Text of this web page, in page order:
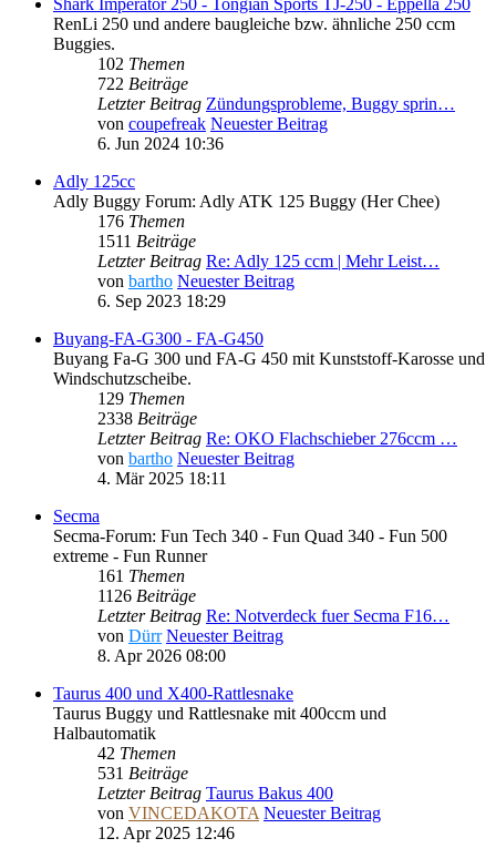
RenLi 250 und andere baugleiche bzw. ähnliche 250 ccm
Buggies.
102 Themen
722 Beiträge
Letzter Beitrag Zündungsprobleme, Buggy sprin…
von coupefreak Neuester Beitrag
6. Jun 2024 10:36
Adly 125cc
Adly Buggy Forum: Adly ATK 125 Buggy (Her Chee)
176 Themen
1511 Beiträge
Letzter Beitrag Re: Adly 125 ccm | Mehr Leist…
von bartho Neuester Beitrag
6. Sep 2023 18:29
Buyang-FA-G300 - FA-G450
Buyang Fa-G 300 und FA-G 450 mit Kunststoff-Karosse und
Windschutzscheibe.
129 Themen
2338 Beiträge
Letzter Beitrag Re: OKO Flachschieber 276ccm …
von bartho Neuester Beitrag
4. Mär 2025 18:11
Secma
Secma-Forum: Fun Tech 340 - Fun Quad 340 - Fun 500
extreme - Fun Runner
161 Themen
1126 Beiträge
Letzter Beitrag Re: Notverdeck fuer Secma F16…
von Dürr Neuester Beitrag
8. Apr 2026 08:00
Taurus 400 und X400-Rattlesnake
Taurus Buggy und Rattlesnake mit 400ccm und
Halbautomatik
42 Themen
531 Beiträge
Letzter Beitrag Taurus Bakus 400
von VINCEDAKOTA Neuester Beitrag
12. Apr 2025 12:46